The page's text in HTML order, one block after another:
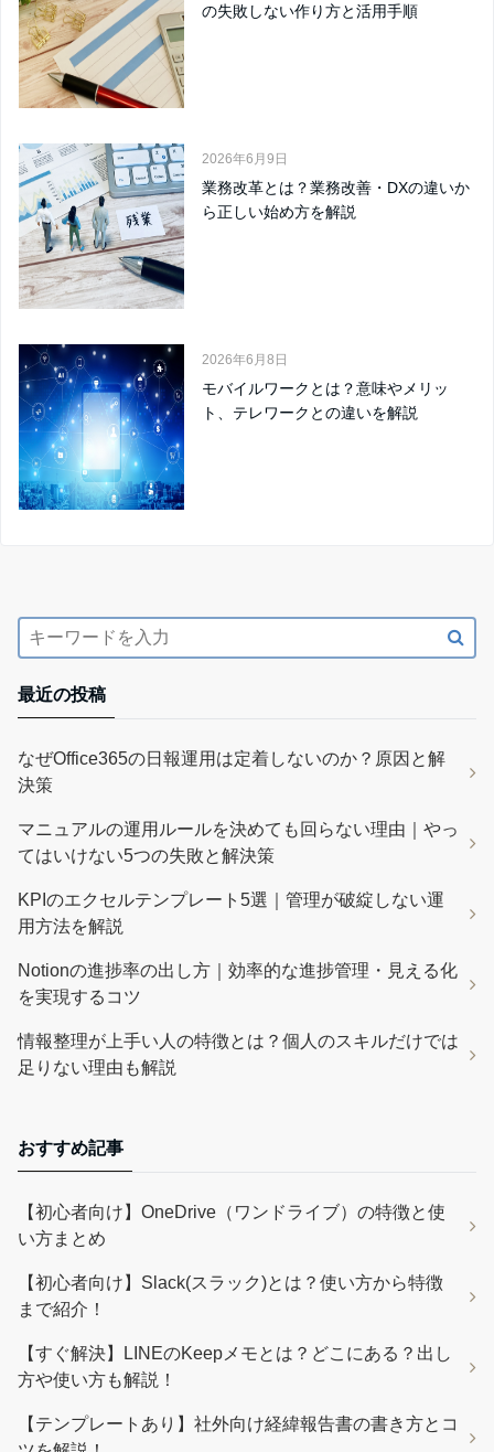
の失敗しない作り方と活用手順
2026年6月9日
業務改革とは？業務改善・DXの違いか
ら正しい始め方を解説
2026年6月8日
モバイルワークとは？意味やメリッ
ト、テレワークとの違いを解説
最近の投稿
なぜOffice365の日報運用は定着しないのか？原因と解
決策
マニュアルの運用ルールを決めても回らない理由｜やっ
てはいけない5つの失敗と解決策
KPIのエクセルテンプレート5選｜管理が破綻しない運
用方法を解説
Notionの進捗率の出し方｜効率的な進捗管理・見える化
を実現するコツ
情報整理が上手い人の特徴とは？個人のスキルだけでは
足りない理由も解説
おすすめ記事
【初心者向け】OneDrive（ワンドライブ）の特徴と使
い方まとめ
【初心者向け】Slack(スラック)とは？使い方から特徴
まで紹介！
【すぐ解決】LINEのKeepメモとは？どこにある？出し
方や使い方も解説！
【テンプレートあり】社外向け経緯報告書の書き方とコ